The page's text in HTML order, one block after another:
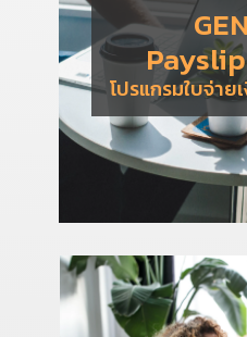
โปรแกรมใบจ่าย